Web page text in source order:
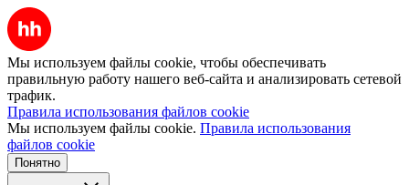
Мы используем файлы cookie, чтобы обеспечивать
правильную работу нашего веб-сайта и анализировать сетевой
трафик.
Правила использования файлов cookie
Мы используем файлы cookie. Правила использования
файлов cookie
Понятно